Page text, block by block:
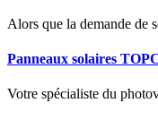
Alors que la demande de
Panneaux solaires
Votre spécialiste du